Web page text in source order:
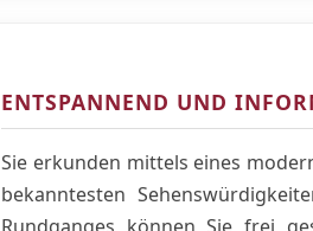
ENTSPANNEND UND
Sie erkunden mittels eines
bekanntesten